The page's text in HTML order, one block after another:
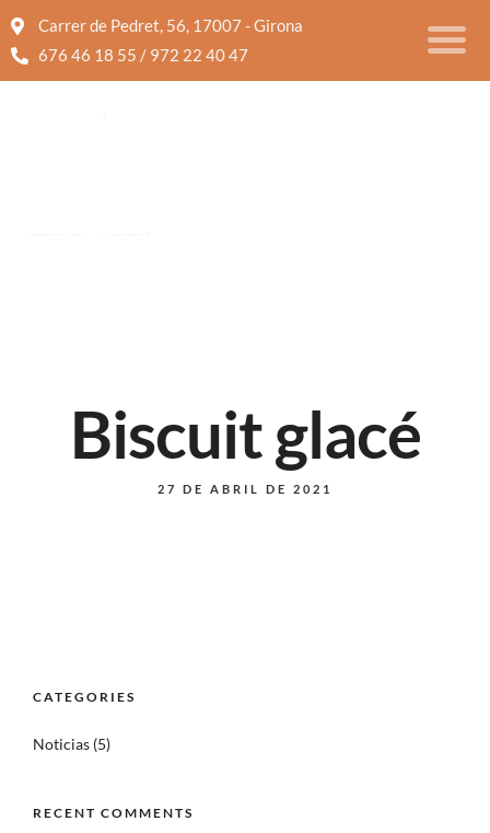
Carrer de Pedret, 56, 17007 - Girona
676 46 18 55 / 972 22 40 47
Biscuit glacé
27 DE ABRIL DE 2021
CATEGORIES
Noticias (5)
RECENT COMMENTS